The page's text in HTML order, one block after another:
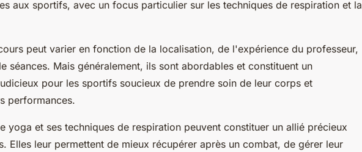
aux sportifs, avec un focus particulier sur les techniques de respiration et la
peut varier en fonction de la localisation, de l'expérience du professeur,
séances. Mais généralement, ils sont abordables et constituent un
pour les sportifs soucieux de prendre soin de leur corps et
performances.
yoga et ses techniques de respiration peuvent constituer un allié précieux
Elles leur permettent de mieux récupérer après un combat, de gérer leur